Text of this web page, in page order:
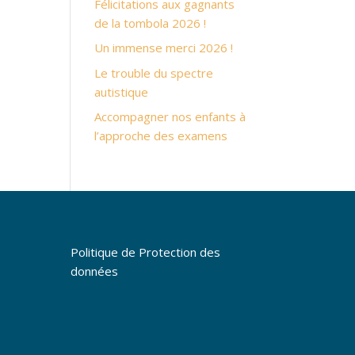
Félicitations aux gagnants
de la tombola 2026 !
Un immense merci 2026 !
Le trouble du spectre
autistique
Accompagner nos enfants à
l’approche des examens
Politique de Protection des
données